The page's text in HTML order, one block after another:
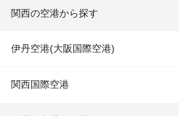
関西の空港から探す
伊丹空港(大阪国際空港)
関西国際空港